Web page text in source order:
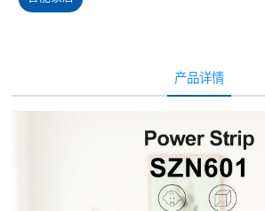
产品详情